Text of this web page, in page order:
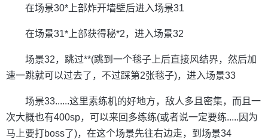
在场景30*上部炸开墙壁后进入场景31
在场景31*上部获得秘*2，进入场景32
场景32，跳过**(跳到一个毯子上后直接风结界，然后加
速一跳就可以过去了，不过踩第2张毯子)，进入场景33
场景33......这里素练机的好地方，敌人多且密集，而且一
次大概也有400sp，可以来回多练练(或者说一定要练.....因为
马上要打boss了)，在这个场景先往右边走，到场景34